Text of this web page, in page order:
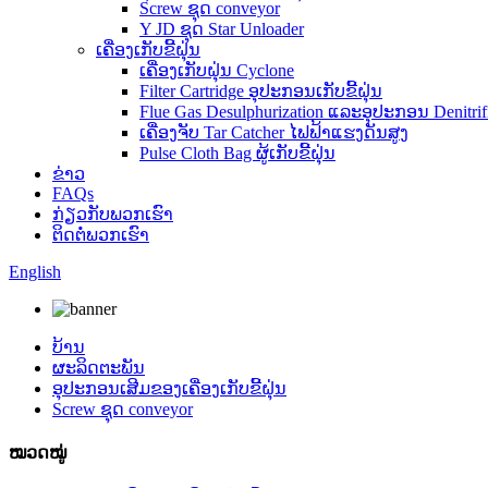
Screw ຊຸດ conveyor
Y JD ຊຸດ Star Unloader
ເຄື່ອງເກັບຂີ້ຝຸ່ນ
ເຄື່ອງເກັບຝຸ່ນ Cyclone
Filter Cartridge ອຸປະກອນເກັບຂີ້ຝຸ່ນ
Flue Gas Desulphurization ແລະອຸປະກອນ
ເຄື່ອງຈັບ Tar Catcher ໄຟຟ້າແຮງດັນສູງ
Pulse Cloth Bag ຜູ້ເກັບຂີ້ຝຸ່ນ
ຂ່າວ
FAQs
ກ່ຽວ​ກັບ​ພວກ​ເຮົາ
ຕິດ​ຕໍ່​ພວກ​ເຮົາ
English
ບ້ານ
ຜະລິດຕະພັນ
ອຸປະກອນເສີມຂອງເຄື່ອງເກັບຂີ້ຝຸ່ນ
Screw ຊຸດ conveyor
ໝວດໝູ່